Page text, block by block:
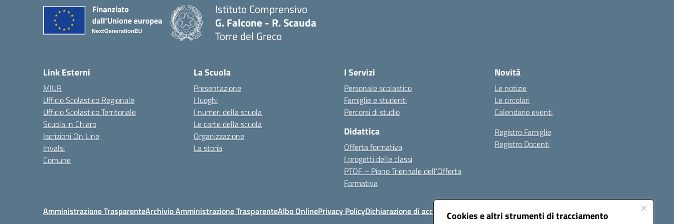
Cookies e altri strumenti di tracciamento
Istituto Comprensivo
G. Falcone - R. Scauda
Torre del Greco
Link Esterni
MIUR
Ufficio Scolastico Regionale
Ufficio Scolastico Territoriale
Scuola in Chiaro
Iscrizioni On Line
Invalsi
Comune
La Scuola
Presentazione
I luoghi
I numeri della scuola
Le carte della scuola
Organizzazione
La storia
I Servizi
Personale scolastico
Famiglie e studenti
Percorsi di studio
Didattica
Offerta formativa
I progetti delle classi
PTOF – Piano Triennale dell’Offerta
Formativa
Novità
Le notizie
Le circolari
Calendario eventi
Registro Famiglie
Registro Docenti
Amministrazione TrasparenteArchivio Amministrazione TrasparenteAlbo OnlinePrivacy PolicyDichiarazione di accessibilità Note legali